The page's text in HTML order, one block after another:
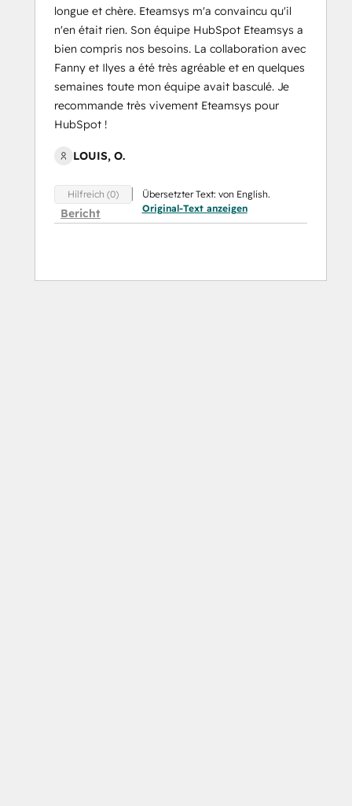
longue et chère. Eteamsys m'a convaincu qu'il
n'en était rien. Son équipe HubSpot Eteamsys a
bien compris nos besoins. La collaboration avec
Fanny et Ilyes a été très agréable et en quelques
semaines toute mon équipe avait basculé. Je
recommande très vivement Eteamsys pour
HubSpot !
LOUIS, O.
Hilfreich (0)
Bericht
Übersetzter Text: von English.
Original-Text anzeigen